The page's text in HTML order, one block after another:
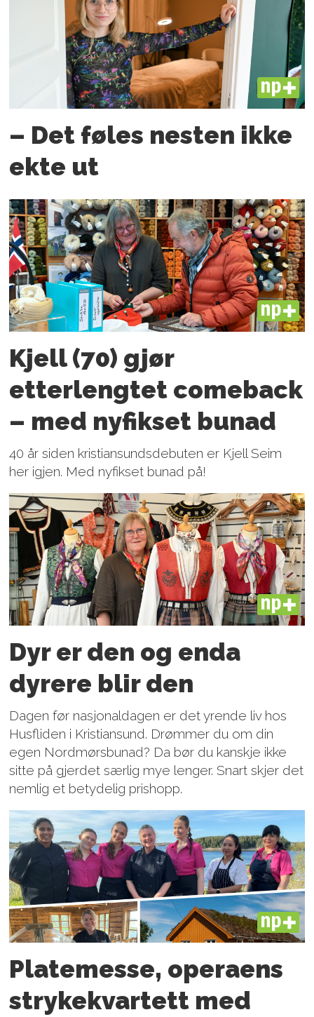
PLUS
– Det føles nesten ikke
ekte ut
PLUS
Kjell (70) gjør
etterlengtet comeback
– med nyfikset bunad
40 år siden kristiansundsdebuten er Kjell Seim
her igjen. Med nyfikset bunad på!
PLUS
Dyr er den og enda
dyrere blir den
Dagen før nasjonaldagen er det yrende liv hos
Husfliden i Kristiansund. Drømmer du om din
egen Nordmørsbunad? Da bør du kanskje ikke
sitte på gjerdet særlig mye lenger. Snart skjer det
nemlig et betydelig prishopp.
PLUS
Platemesse, operaens
strykekvartett med